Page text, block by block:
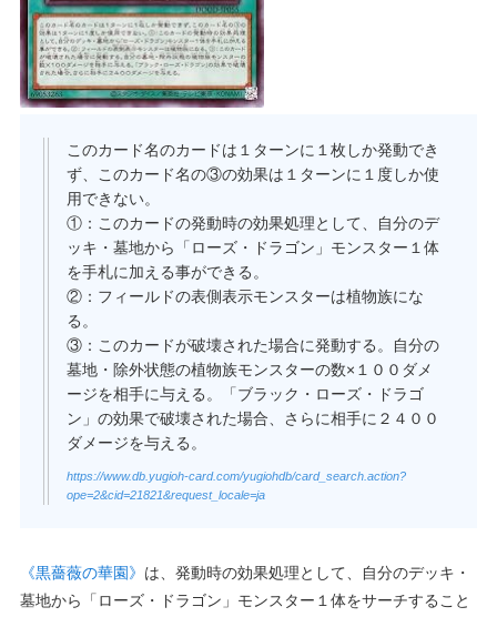
このカード名のカードは１ターンに１枚しか発動でき
ず、このカード名の③の効果は１ターンに１度しか使
用できない。
①：このカードの発動時の効果処理として、自分のデ
ッキ・墓地から「ローズ・ドラゴン」モンスター１体
を手札に加える事ができる。
②：フィールドの表側表示モンスターは植物族にな
る。
③：このカードが破壊された場合に発動する。自分の
墓地・除外状態の植物族モンスターの数×１００ダメ
ージを相手に与える。「ブラック・ローズ・ドラゴ
ン」の効果で破壊された場合、さらに相手に２４００
ダメージを与える。
https://www.db.yugioh-card.com/yugiohdb/card_search.action?
ope=2&cid=21821&request_locale=ja
《黒薔薇の華園》 は、発動時の効果処理として、自分のデッキ・
墓地から「ローズ・ドラゴン」モンスター１体をサーチすること